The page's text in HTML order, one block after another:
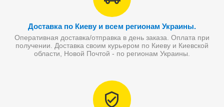
Доставка по Киеву и всем регионам Украины.
Оперативная доставка/отправка в день заказа. Оплата при
получении. Доставка своим курьером по Киеву и Киевской
области, Новой Почтой - по регионам Украины.